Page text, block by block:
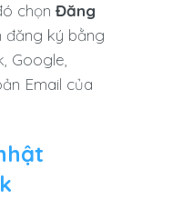
chọn Đăng
đăng ký bằng
Google,
Email của